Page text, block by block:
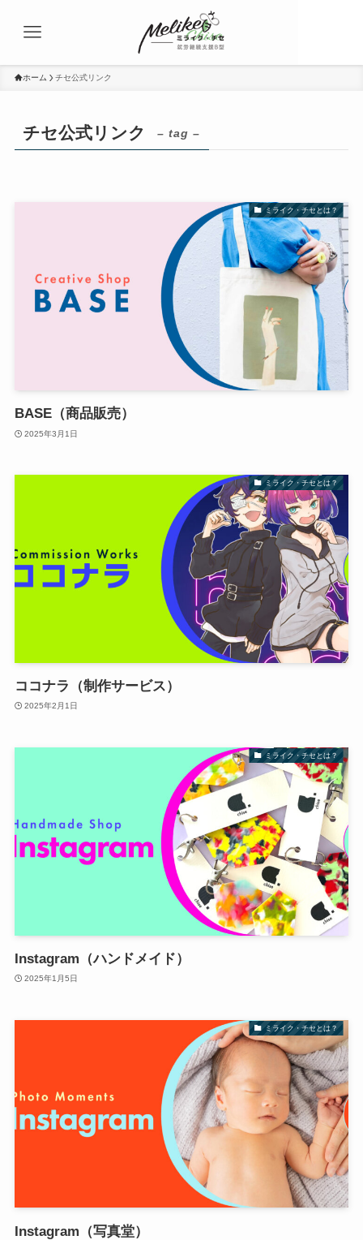
ホーム チセ公式リンク
チセ公式リンク – tag –
ミライク・チセとは？
BASE（商品販売）
2025年3月1日
ミライク・チセとは？
ココナラ（制作サービス）
2025年2月1日
ミライク・チセとは？
Instagram（ハンドメイド）
2025年1月5日
ミライク・チセとは？
Instagram（写真堂）